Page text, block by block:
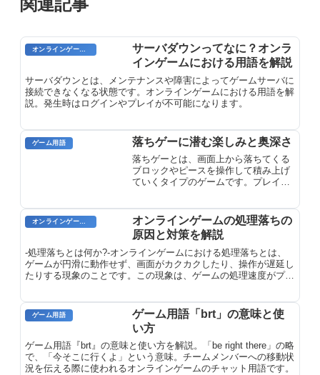
関連記事
オンラインゲーム用語
サーバダウンってなに？オンラ
インゲームにおける用語を解説
サーバダウンとは、メンテナンスや障害によってゲームサーバに
接続できなくなる状態です。オンラインゲームにおける用語を解
説。発生時はログインやプレイが不可能になります。
ゲーム用語 落ちゲーに潜む楽しみと奥深さ
落ちゲーとは、画面上から落ちてくる
ブロックやピースを操作して積み上げ
ていくタイプのゲームです。プレイヤ
りします。落ちゲーは、シンプルなル
ールと直感的な操作性が魅力で、幅広
い層に人気があります。
オンラインゲーム用語
オンラインゲームの処理落ちの
原因と対策を解説
-処理落ちとは何か?-オンラインゲームにおける処理落ちとは、
ゲームが円滑に動作せず、画面がカクカクしたり、操作が遅延し
たりする現象のことです。この現象は、ゲームの処理速度がプレ
イスのスペック不足や、ネットワークの遅延などが挙げられま
す。
ゲーム用語
ゲーム用語「brt」の意味と使
い方
ゲーム用語『brt』の意味と使い方を解説。「be right there」の略
で、「今そこに行くよ」という意味。チームメンバーへの移動状
況を伝える際に使われるオンラインゲームのチャット用語です。